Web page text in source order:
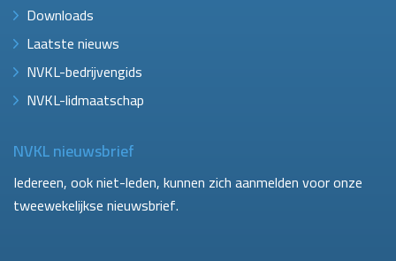
Downloads
Laatste nieuws
NVKL-bedrijvengids
NVKL-lidmaatschap
NVKL nieuwsbrief
Iedereen, ook niet-leden, kunnen zich aanmelden voor onze
tweewekelijkse nieuwsbrief.